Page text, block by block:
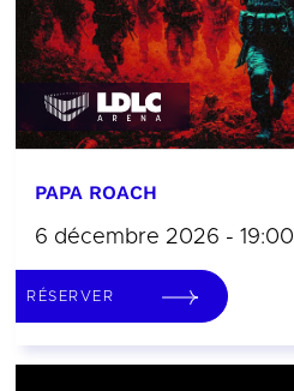
PAPA ROACH
6 décembre 2026 - 19:00
RÉSERVER